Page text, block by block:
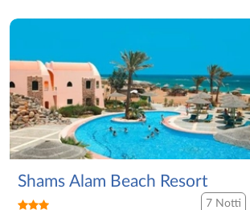
Shams Alam Beach Resort
7 Notti